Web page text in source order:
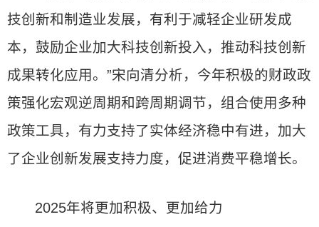
技创新和制造业发展，有利于减轻企业研发成
本，鼓励企业加大科技创新投入，推动科技创新
成果转化应用。”宋向清分析，今年积极的财政政
策强化宏观逆周期和跨周期调节，组合使用多种
政策工具，有力支持了实体经济稳中有进，加大
了企业创新发展支持力度，促进消费平稳增长。
2025年将更加积极、更加给力